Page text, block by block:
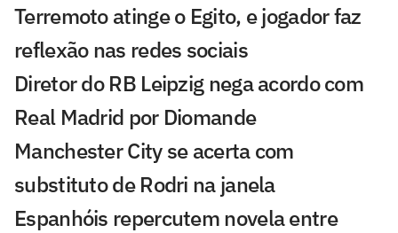
Terremoto atinge o Egito, e jogador faz
reflexão nas redes sociais
Diretor do RB Leipzig nega acordo com
Real Madrid por Diomande
Manchester City se acerta com
substituto de Rodri na janela
Espanhóis repercutem novela entre